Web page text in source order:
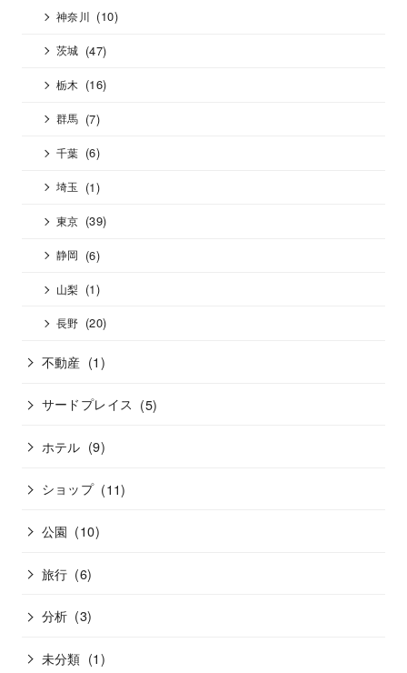
神奈川 (10)
茨城 (47)
栃木 (16)
群馬 (7)
千葉 (6)
埼玉 (1)
東京 (39)
静岡 (6)
山梨 (1)
長野 (20)
不動産 (1)
サードプレイス (5)
ホテル (9)
ショップ (11)
公園 (10)
旅行 (6)
分析 (3)
未分類 (1)